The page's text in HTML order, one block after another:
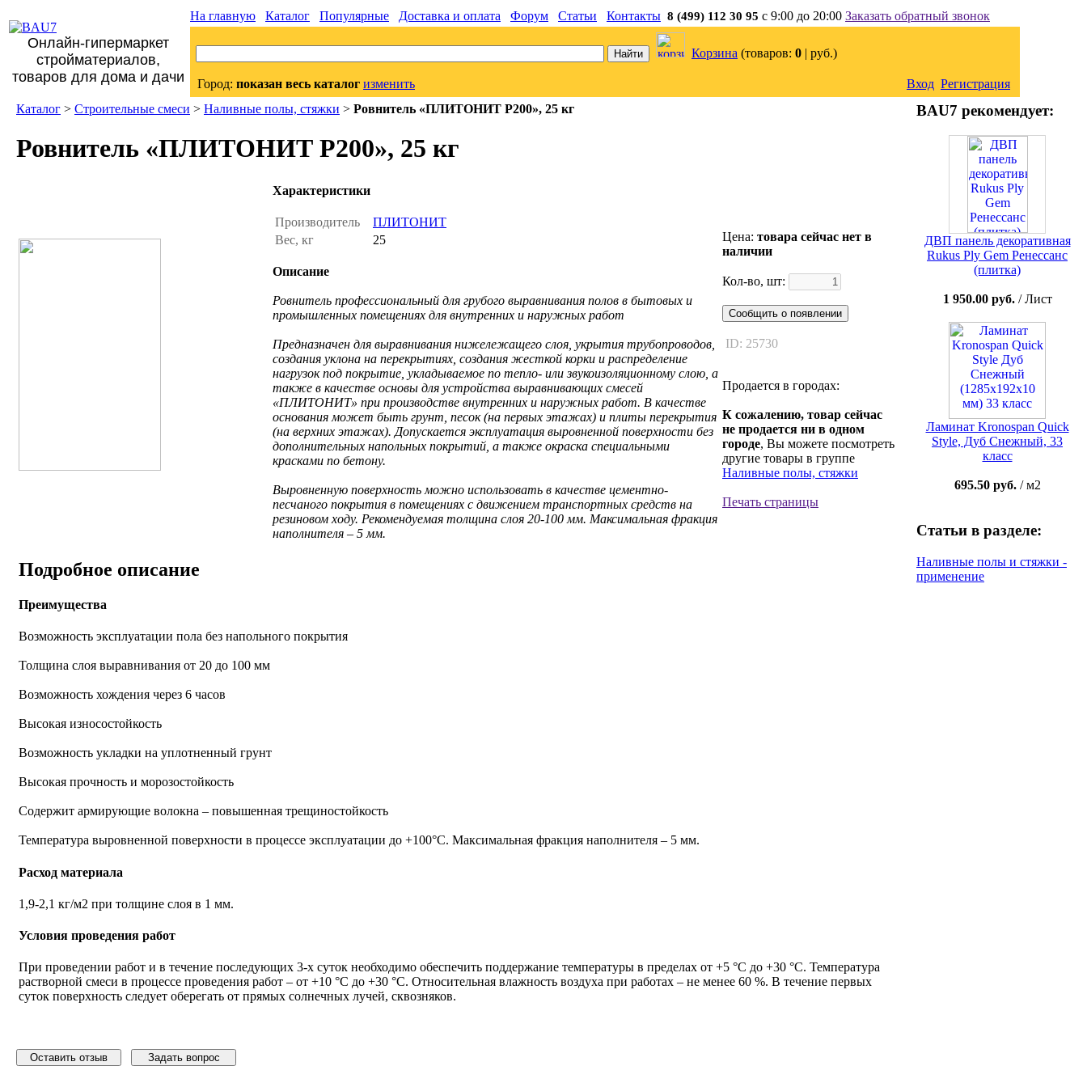
Онлайн-гипермаркет
стройматериалов,
товаров для дома и дачи
На главную Каталог Популярные Доставка и оплата Форум Статьи Контакты 8 (499) 112 30 95 с 9:00 до 20:00 Заказать обратный звонок
Корзина (товаров: 0 | руб.)
Город: показан весь каталог изменить Вход Регистрация
Каталог > Строительные смеси > Наливные полы, стяжки > Ровнитель «ПЛИТОНИТ Р200», 25 кг
Ровнитель «ПЛИТОНИТ Р200», 25 кг
Характеристики
Производитель
ПЛИТОНИТ
Вес, кг
25
Описание
Ровнитель профессиональный для грубого выравнивания полов в бытовых и
промышленных помещениях для внутренних и наружных работ
Предназначен для выравнивания нижележащего слоя, укрытия трубопроводов,
создания уклона на перекрытиях, создания жесткой корки и распределение
нагрузок под покрытие, укладываемое по тепло- или звукоизоляционному слою, а
также в качестве основы для устройства выравнивающих смесей
«ПЛИТОНИТ» при производстве внутренних и наружных работ. В качестве
основания может быть грунт, песок (на первых этажах) и плиты перекрытия
(на верхних этажах). Допускается эксплуатация выровненной поверхности без
дополнительных напольных покрытий, а также окраска специальными
красками по бетону.
Выровненную поверхность можно использовать в качестве цементно-
песчаного покрытия в помещениях с движением транспортных средств на
резиновом ходу. Рекомендуемая толщина слоя 20-100 мм. Максимальная фракция
наполнителя – 5 мм.
Цена: товара сейчас нет в
наличии
Кол-во, шт:
Сообщить о появлении
ID: 25730
Продается в городах:
К сожалению, товар сейчас
не продается ни в одном
городе, Вы можете посмотреть
другие товары в группе
Наливные полы, стяжки
Печать страницы
Подробное описание
Преимущества
Возможность эксплуатации пола без напольного покрытия
Толщина слоя выравнивания от 20 до 100 мм
Возможность хождения через 6 часов
Высокая износостойкость
Возможность укладки на уплотненный грунт
Высокая прочность и морозостойкость
Содержит армирующие волокна – повышенная трещиностойкость
Температура выровненной поверхности в процессе эксплуатации до +100°С. Максимальная фракция наполнителя – 5 мм.
Расход материала
1,9-2,1 кг/м2 при толщине слоя в 1 мм.
Условия проведения работ
При проведении работ и в течение последующих 3-х суток необходимо обеспечить поддержание температуры в пределах от +5 °С до +30 °С. Температура
растворной смеси в процессе проведения работ – от +10 °С до +30 °С. Относительная влажность воздуха при работах – не менее 60 %. В течение первых
суток поверхность следует оберегать от прямых солнечных лучей, сквозняков.
Оставить отзыв Задать вопрос
BAU7 рекомендует:
ДВП панель декоративная
Rukus Ply Gem Ренессанс
(плитка)
1 950.00 руб./ Лист
Ламинат Kronospan Quick
Style, Дуб Снежный, 33
класс
695.50 руб./ м2
Статьи в разделе:
Наливные полы и стяжки -
применение